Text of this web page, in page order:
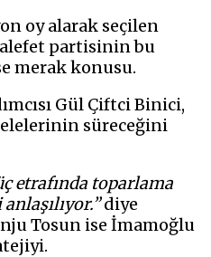
oy alarak seçilen
partisinin bu
merak konusu.
Gül Çiftci Binici,
süreceğini
etrafında toparlama
diye
Tosun ise İmamoğlu